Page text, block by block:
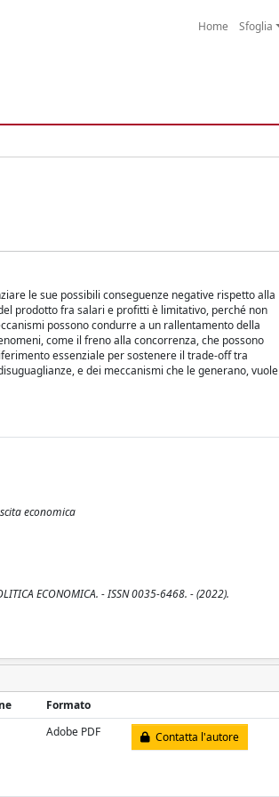
Home Sfoglia
le sue possibili conseguenze negative rispetto alla
prodotto fra salari e profitti è limitativo, perché non
possono condurre a un rallentamento della
come il freno alla concorrenza, che possono
essenziale per sostenere il trade-off tra
e dei meccanismi che le generano, vuole
economica
ECONOMICA. - ISSN 0035-6468. - (2022).
Formato
Adobe PDF Contatta l'autore